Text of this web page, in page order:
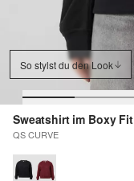
So stylst du den Look
Sweatshirt im Boxy Fit
QS CURVE